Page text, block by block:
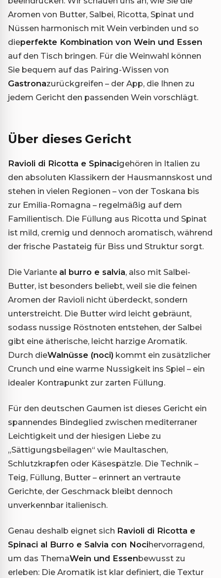
Aromen von Butter, Salbei, Ricotta, Spinat und
Nüssen harmonisch mit Wein verbinden und so
dieperfekte Kombination von Wein und Essen
auf den Tisch bringen. Für die Weinwahl können
Sie bequem auf das Pairing-Wissen von
Gastronazurückgreifen – der App, die Ihnen zu
jedem Gericht den passenden Wein vorschlägt.
Über dieses Gericht
Ravioli di Ricotta e Spinacigehören in Italien zu
den absoluten Klassikern der Hausmannskost und
stehen in vielen Regionen – von der Toskana bis
zur Emilia-Romagna – regelmäßig auf dem
Familientisch. Die Füllung aus Ricotta und Spinat
ist mild, cremig und dennoch aromatisch, während
der frische Pastateig für Biss und Struktur sorgt.
Die Variante al burro e salvia, also mit Salbei-
Butter, ist besonders beliebt, weil sie die feinen
Aromen der Ravioli nicht überdeckt, sondern
unterstreicht. Die Butter wird leicht gebräunt,
sodass nussige Röstnoten entstehen, der Salbei
gibt eine ätherische, leicht harzige Aromatik.
Durch dieWalnüsse (noci) kommt ein zusätzlicher
Crunch und eine warme Nussigkeit ins Spiel – ein
idealer Kontrapunkt zur zarten Füllung.
Für den deutschen Gaumen ist dieses Gericht ein
spannendes Bindeglied zwischen mediterraner
Leichtigkeit und der hiesigen Liebe zu
„Sättigungsbeilagen“ wie Maultaschen,
Schlutzkrapfen oder Käsespätzle. Die Technik –
Teig, Füllung, Butter – erinnert an vertraute
Gerichte, der Geschmack bleibt dennoch
unverkennbar italienisch.
Genau deshalb eignet sich Ravioli di Ricotta e
Spinaci al Burro e Salvia con Nocihervorragend,
um das ThemaWein und Essenbewusst zu
erleben: Die Aromatik ist klar definiert, die Textur